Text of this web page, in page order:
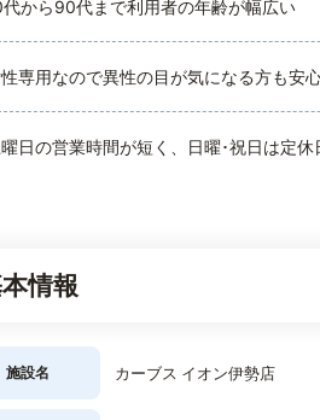
から90代まで利用者の年齢が幅広い
専用なので異性の目が気になる方も安
日の営業時間が短く、日曜･祝日は定休
情報
施設名 カーブス イオン伊勢店